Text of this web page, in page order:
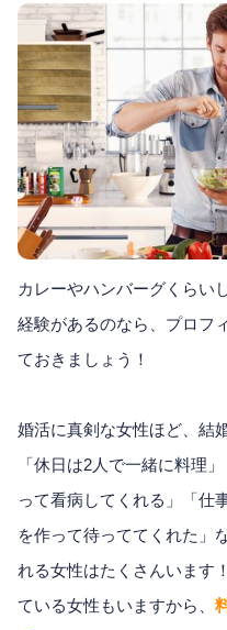
カレーやハンバーグくらい
経験があるのなら、プロフ
ておきましょう！
婚活に真剣な女性ほど、結
「休日は2人で一緒に料理
って看病してくれる」「仕
を作って待っててくれた」
れる女性はたくさんいま
ている女性もいますから、